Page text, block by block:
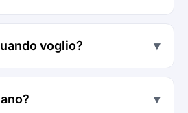
voglio? ▾
▾